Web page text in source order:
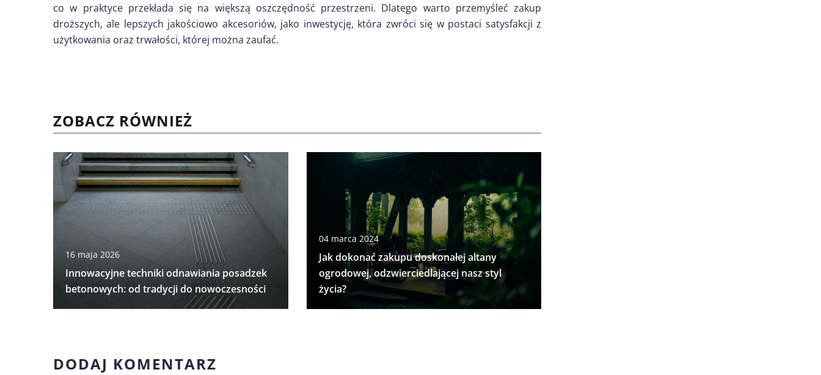
co w praktyce przekłada się na większą oszczędność przestrzeni. Dlatego warto przemyśleć zakup
droższych, ale lepszych jakościowo akcesoriów, jako inwestycję, która zwróci się w postaci satysfakcji z
użytkowania oraz trwałości, której można zaufać.
ZOBACZ RÓWNIEŻ
16 maja 2026
Innowacyjne techniki odnawiania posadzek
betonowych: od tradycji do nowoczesności
04 marca 2024
Jak dokonać zakupu doskonałej altany
ogrodowej, odzwierciedlającej nasz styl
życia?
DODAJ KOMENTARZ